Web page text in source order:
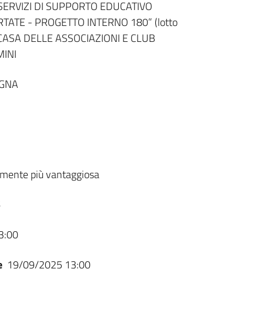
DI SUPPORTO EDUCATIVO
- PROGETTO INTERNO 180” (lotto
DELLE ASSOCIAZIONI E CLUB
più vantaggiosa
19/09/2025 13:00